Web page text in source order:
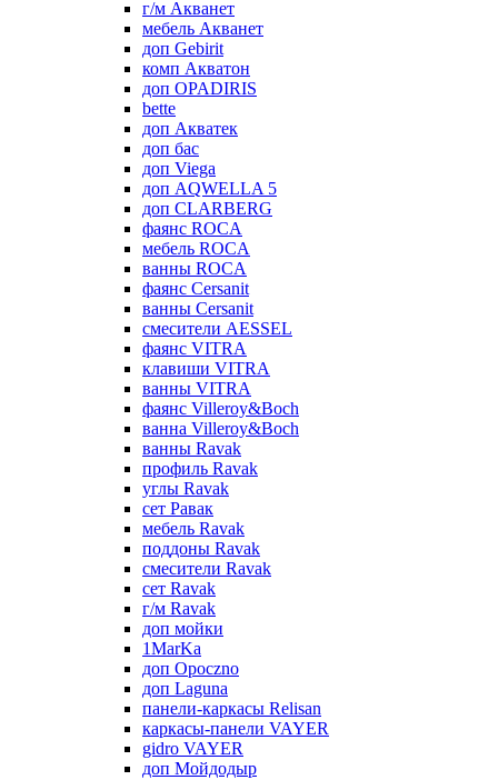
г/м Акванет
мебель Акванет
доп Gebirit
комп Акватон
доп OPADIRIS
bette
доп Акватек
доп бас
доп Viega
доп AQWELLA 5
доп CLARBERG
фаянс ROCA
мебель ROCA
ванны ROCA
фаянс Cersanit
ванны Cersanit
смесители AESSEL
фаянс VITRA
клавиши VITRA
ванны VITRA
фаянс Villeroy&Boch
ванна Villeroy&Boch
ванны Ravak
профиль Ravak
углы Ravak
сет Равак
мебель Ravak
поддоны Ravak
смесители Ravak
сет Ravak
г/м Ravak
доп мойки
1MarKa
доп Opoczno
доп Laguna
панели-каркасы Relisan
каркасы-панели VAYER
gidro VAYER
доп Мойдодыр